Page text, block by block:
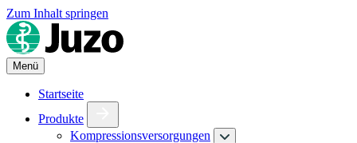
Zum Inhalt springen
Menü
Startseite
Produkte
Kompressionsversorgungen